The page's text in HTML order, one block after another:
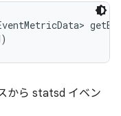
から statsd イベン